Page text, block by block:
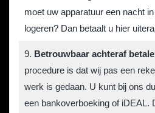
moet uw apparatuur een nacht
logeren? Dan betaalt u hier
9. Betrouwbaar achteraf
procedure is dat wij pas een
werk is gedaan. U kunt bij ons
een bankoverboeking of iDEAL.